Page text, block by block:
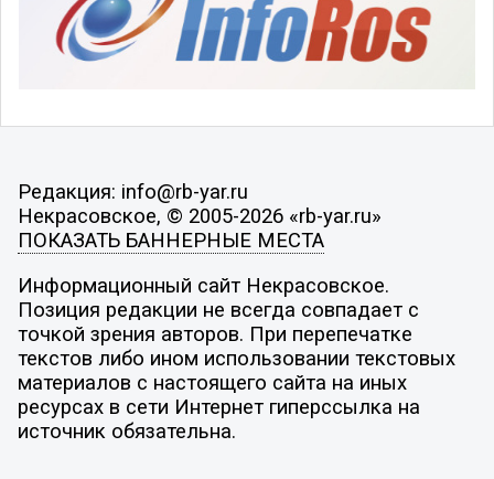
Редакция: info@rb-yar.ru
Некрасовское, © 2005-2026 «rb-yar.ru»
ПОКАЗАТЬ БАННЕРНЫЕ МЕСТА
Информационный сайт Некрасовское.
Позиция редакции не всегда совпадает с
точкой зрения авторов. При перепечатке
текстов либо ином использовании текстовых
материалов с настоящего сайта на иных
ресурсах в сети Интернет гиперссылка на
источник обязательна.